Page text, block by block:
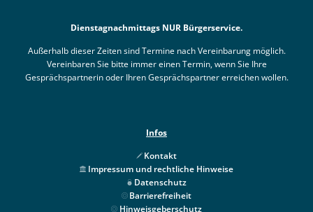
Dienstagnachmittags NUR Bürgerservice.
Außerhalb dieser Zeiten sind Termine nach Vereinbarung möglich.
Vereinbaren Sie bitte immer einen Termin, wenn Sie Ihre
Gesprächspartnerin oder Ihren Gesprächspartner erreichen wollen.
Infos
Kontakt
Impressum und rechtliche Hinweise
Datenschutz
Barrierefreiheit
Hinweisgeberschutz